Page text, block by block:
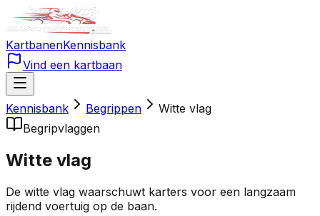
KartbanenKennisbank
Vind een kartbaan
Kennisbank Begrippen
Witte vlag
Begripvlaggen
Witte vlag
De witte vlag waarschuwt karters voor een langzaam
rijdend voertuig op de baan.